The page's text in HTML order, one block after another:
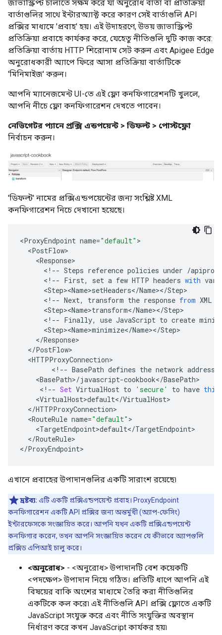
জাভাস্ক্রিপ্ট চালাতে সক্ষম করে যা অনুরোধ বার্তা বা প্রতিক্রিয়া
বার্তাগুলির সাথে ইন্টারঅ্যাক্ট করে কারণ সেই বার্তাগুলি API
প্রক্সির মাধ্যমে 'প্রবাহ' হয়। এই উদাহরণে, উভয় জাভাস্ক্রিপ্ট
প্রতিক্রিয়া প্রবাহে কার্যকর করে, যেহেতু নীতিগুলি দুটি কাজ করে:
প্রতিক্রিয়া বার্তায় HTTP শিরোনাম সেট করুন এবং Apigee Edge
অনুরোধকারী অ্যাপে ফিরে আসা প্রতিক্রিয়া বার্তাটিকে
'মিনিমাইজ' করুন।
আপনি ম্যানেজমেন্ট UI-তে এই ফ্লো কনফিগারেশনটি খুললে,
আপনি নীচে ফ্লো কনফিগারেশন দেখতে পাবেন।
নেভিগেটর প্যানে প্রক্সি এন্ডপয়েন্ট > ডিফল্ট > পোস্টফ্লো
নির্বাচন করুন।
'ডিফল্ট' নামের প্রক্সিএন্ডপয়েন্টের জন্য সংশ্লিষ্ট XML
কনফিগারেশন নিচে দেখানো হয়েছে।
<ProxyEndpoint name="default"
<PostFlow
<Response
< !-- Steps reference policies under /apiproxy
< !-- First, set a few HTTP headers with
<Step><Name>setHeaders</Name></Step
< !-- Next, transform the response from XML
<Step><Name>transform</Name></Step
< !-- Finally, use JavaScript to create
<Step><Name>minimize</Name></Step
</Response
</PostFlow
<HTTPProxyConnection
< !-- BasePath defines the network address
<BasePath>/javascript-cookbook</BasePath
< !-- Set VirtualHost to 'secure' to have this
<VirtualHost>default</VirtualHost
</HTTPProxyConnection
<RouteRule name="default"
<TargetEndpoint>default</TargetEndpoint
</RouteRule>
</ProxyEndpoint>
এখানে প্রবাহের উপাদানগুলির একটি সারাংশ রয়েছে৷
দ্রষ্টব্য: এটি একটি প্রক্সিএন্ডপয়েন্ট প্রবাহ। ProxyEndpoint
কনফিগারেশন একটি API প্রক্সির জন্য অন্তর্মুখী (অ্যাপ-ফেসিং)
ইন্টারফেসকে সংজ্ঞায়িত করে। আপনি যখন একটি প্রক্সিএন্ডপয়েন্ট
কনফিগার করেন, তখন আপনি সংজ্ঞায়িত করেন যে কীভাবে অ্যাপগুলি
প্রক্সিড এপিআই চালু করে।
<অনুরোধ> - <অনুরোধ> উপাদানটি বেশ কয়েকটি
<পদক্ষেপ> উপাদান নিয়ে গঠিত। প্রতিটি ধাপে আপনি এই
বিষয়ের বাকি অংশের মাধ্যমে তৈরি করা নীতিগুলির
একটিকে কল করে৷ এই নীতিগুলি API প্রক্সি ফ্লোতে একটি
JavaScript সংযুক্ত করে এবং নীতি সংযুক্তির অবস্থান
নির্ধারণ করে কখন JavaScript কার্যকর হয়৷